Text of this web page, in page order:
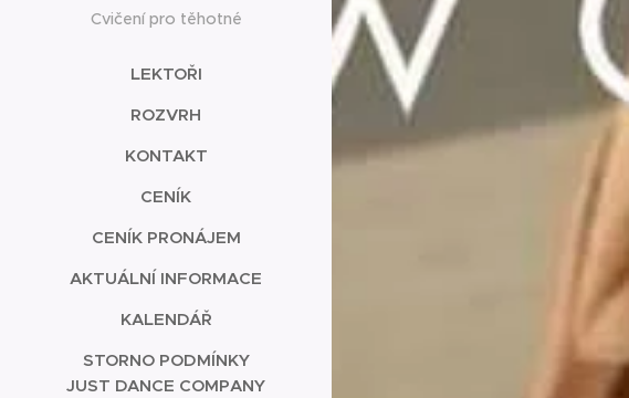
Cvičení pro těhotné
LEKTOŘI
ROZVRH
KONTAKT
CENÍK
CENÍK PRONÁJEM
AKTUÁLNÍ INFORMACE
KALENDÁŘ
STORNO PODMÍNKY
JUST DANCE COMPANY